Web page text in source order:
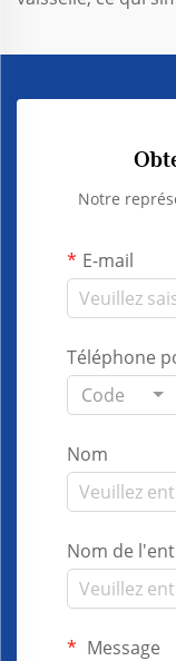
Notre
E-mail
Téléphone
Code
Nom
Nom de
Message